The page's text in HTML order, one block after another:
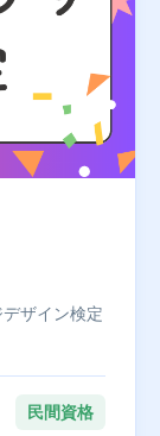
ザイン検定
民間資格